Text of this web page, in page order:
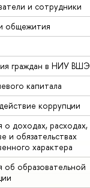
и сотрудники
общежития
граждан в НИУ ВШЭ
капитала
коррупции
о доходах, расходах,
и обязательствах
характера
об образовательной